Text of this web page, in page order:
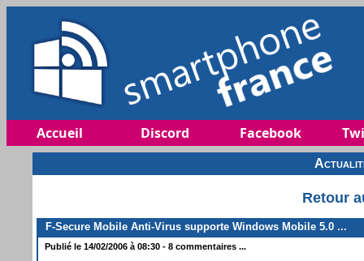
Accueil Discord Facebook
Retour
F-Secure Mobile Anti-Virus supporte Windows Mobile 5.0 ...
Publié le 14/02/2006 à 08:30 - 8 commentaires ...